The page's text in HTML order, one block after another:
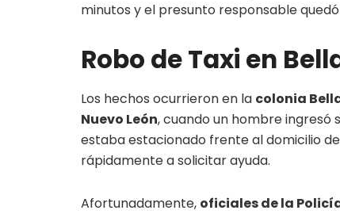
minutos y el presunto responsable
Robo de Taxi en
Los hechos ocurrieron en la colonia
Nuevo León, cuando un hombre ingresó
estaba estacionado frente al domicilio
rápidamente a solicitar ayuda.
Afortunadamente, oficiales de la